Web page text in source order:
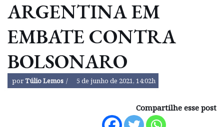
ARGENTINA EM
EMBATE CONTRA
BOLSONARO
porTúlio Lemos 5 de junho de 2021, 14:02h
Compartilhe esse post